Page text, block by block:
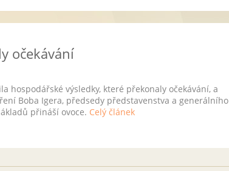
očekávání
hospodářské výsledky, které překonaly očekávání, a
Boba Igera, předsedy představenstva a generálního
přináší ovoce. Celý článek